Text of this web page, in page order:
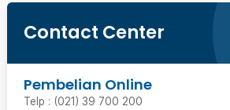
Contact Center
Pembelian Online
Telp : (021) 39 700 200